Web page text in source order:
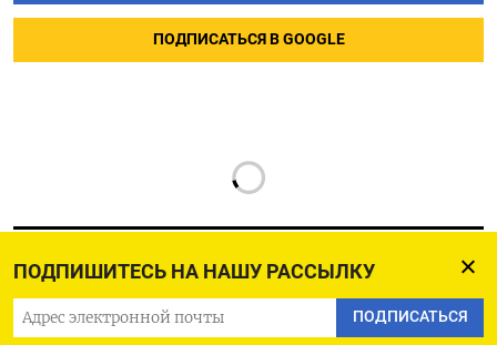
ПОДПИШИТЕСЬ НА НАШУ РАССЫЛКУ
ПОДПИСАТЬСЯ
ПОДПИСАТЬСЯ В GOOGLE
РУССКАЯ СЛУЖБА